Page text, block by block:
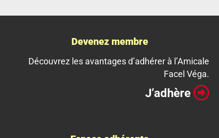
Devenez membre
Découvrez les avantages d’adhérer à l’Amicale
Facel Véga.
J’adhère